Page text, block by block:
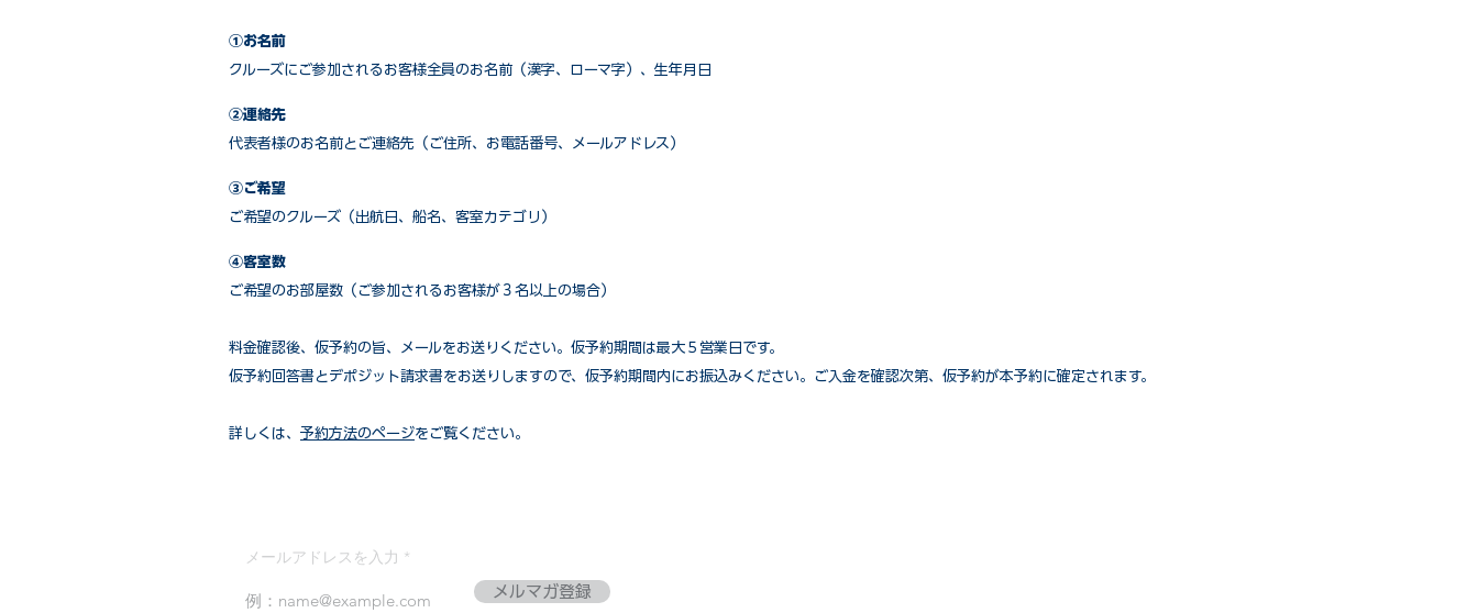
①お名前
クルーズにご参加されるお客様全員のお名前（漢字、ローマ字）、生年月日
②連絡先
代表者様のお名前とご連絡先（ご住所、お電話番号、メールアドレス）
③ご希望
ご希望のクルーズ（出航日、船名、客室カテゴリ）
④客室数
ご希望のお部屋数（ご参加されるお客様が３名以上の場合）
​料金確認後、仮予約の旨、メールをお送りください。仮予約期間は最大５営業日です。
仮予約回答書とデポジット請求書をお送りしますので、仮予約期間内にお振込みください。ご入金を確認次第、仮予約が本予約に確定されます。
詳しくは、 予約方法のページをご覧ください。
メールアドレスを入力
メルマガ登録